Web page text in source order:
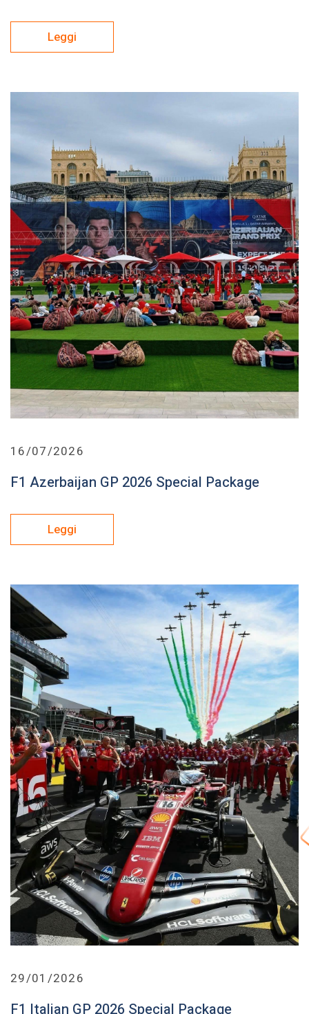
Leggi
16/07/2026
F1 Azerbaijan GP 2026 Special Package
Leggi
29/01/2026